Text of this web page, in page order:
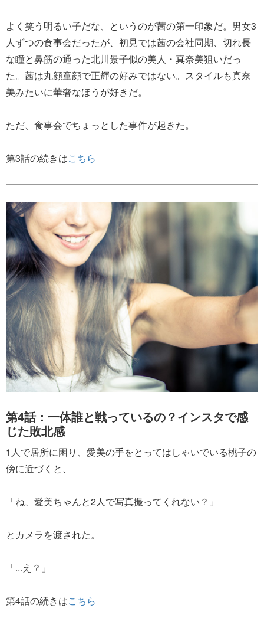
よく笑う明るい子だな、というのが茜の第一印象だ。男女3
人ずつの食事会だったが、初見では茜の会社同期、切れ長
な瞳と鼻筋の通った北川景子似の美人・真奈美狙いだっ
た。茜は丸顔童顔で正輝の好みではない。スタイルも真奈
美みたいに華奢なほうが好きだ。
ただ、食事会でちょっとした事件が起きた。
第3話の続きはこちら
第4話：一体誰と戦っているの？インスタで感
じた敗北感
1人で居所に困り、愛美の手をとってはしゃいでいる桃子の
傍に近づくと、
「ね、愛美ちゃんと2人で写真撮ってくれない？」
とカメラを渡された。
「...え？」
第4話の続きはこちら